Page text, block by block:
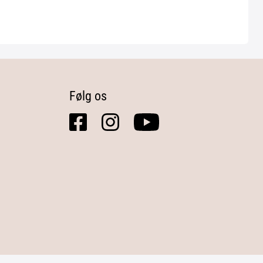
Følg os
facebook
square
instagram youtube